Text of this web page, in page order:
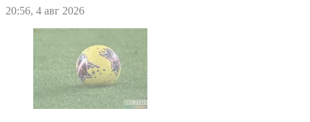
20:56, 4 авг 2026